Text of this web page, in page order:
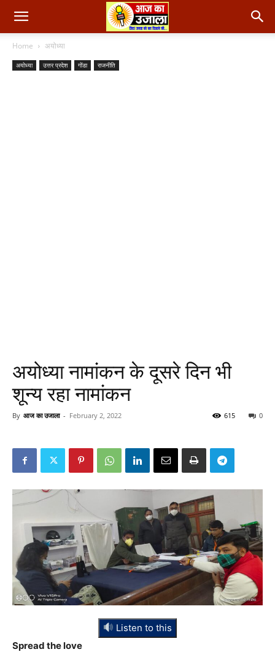
Home अयोध्या
अयोध्या उत्तर प्रदेश गोंडा राजनीति
अयोध्या नामांकन के दूसरे दिन भी
शून्य रहा नामांकन
By आज का उजाला - February 2, 2022 0
615
Listen to this
Spread the love